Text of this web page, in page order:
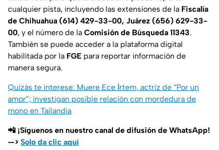
cualquier pista, incluyendo las extensiones de la Fiscalía
de Chihuahua (614) 429-33-00, Juárez (656) 629-33-
00, y el número de la Comisión de Búsqueda 11343.
También se puede acceder a la plataforma digital
habilitada por la FGE para reportar información de
manera segura.
Quizás te interese: Muere Ece İrtem, actriz de “Por un
amor”; investigan posible relación con mordedura de
mono en Tailandia
📲 ¡Síguenos en nuestro canal de difusión de WhatsApp!
—> Solo da clic aquí